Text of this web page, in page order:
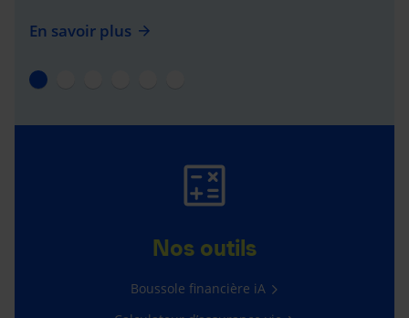
En savoir plus
Nos outils
Boussole financière iA